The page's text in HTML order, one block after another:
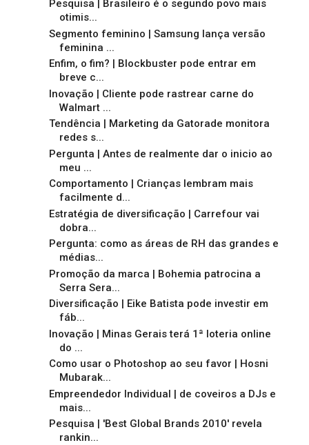
Pesquisa | Brasileiro é o segundo povo mais
otimis...
Segmento feminino | Samsung lança versão
feminina ...
Enfim, o fim? | Blockbuster pode entrar em
breve c...
Inovação | Cliente pode rastrear carne do
Walmart ...
Tendência | Marketing da Gatorade monitora
redes s...
Pergunta | Antes de realmente dar o inicio ao
meu ...
Comportamento | Crianças lembram mais
facilmente d...
Estratégia de diversificação | Carrefour vai
dobra...
Pergunta: como as áreas de RH das grandes e
médias...
Promoção da marca | Bohemia patrocina a
Serra Sera...
Diversificação | Eike Batista pode investir em
fáb...
Inovação | Minas Gerais terá 1ª loteria online
do ...
Como usar o Photoshop ao seu favor | Hosni
Mubarak...
Empreendedor Individual | de coveiros a DJs e
mais...
Pesquisa | 'Best Global Brands 2010' revela
rankin...